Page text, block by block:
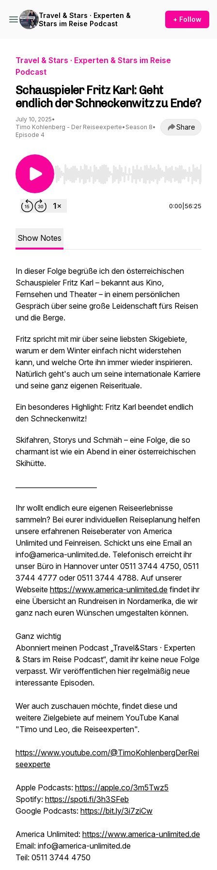
Travel & Stars · Experten &
Stars im Reise Podcast
+ Follow
Travel & Stars · Experten & Stars im Reise
Podcast
Schauspieler Fritz Karl: Geht
endlich der Schneckenwitz zu Ende?
July 10, 2025•
Timo Kohlenberg - Der Reiseexperte• Season 8•
Episode 4
Share
Use Left/Right to seek, Home/End to jump to
0:00 56:25
Show Notes
In dieser Folge begrüße ich den österreichischen
Schauspieler Fritz Karl – bekannt aus Kino,
Fernsehen und Theater – in einem persönlichen
Gespräch über seine große Leidenschaft fürs Reisen
und die Berge.
Fritz spricht mit mir über seine liebsten Skigebiete,
warum er dem Winter einfach nicht widerstehen
kann, und welche Orte ihn immer wieder inspirieren.
Natürlich geht's auch um seine internationale Karriere
und seine ganz eigenen Reiserituale.
Ein besonderes Highlight: Fritz Karl beendet endlich
den Schneckenwitz!
Skifahren, Storys und Schmäh – eine Folge, die so
charmant ist wie ein Abend in einer österreichischen
Skihütte.
Ihr wollt endlich eure eigenen Reiseerlebnisse
sammeln? Bei eurer individuellen Reiseplanung helfen
unsere erfahrenen Reiseberater von America
Unlimited und Feinreisen. Schickt uns eine Email an
info@america-unlimited.de. Telefonisch erreicht ihr
unser Büro in Hannover unter 0511 3744 4750, 0511
3744 4777 oder 0511 3744 4788. Auf unserer
Webseite https://www.america-unlimited.de findet ihr
eine Übersicht an Rundreisen in Nordamerika, die wir
ganz nach euren Wünschen umgestalten können.
Ganz wichtig
Abonniert meinen Podcast „Travel&Stars · Experten
& Stars im Reise Podcast“, damit ihr keine neue Folge
verpasst. Wir veröffentlichen hier regelmäßig neue
interessante Episoden.
Wer auch zuschauen möchte, findet diese und
weitere Zielgebiete auf meinem YouTube Kanal
"Timo und Leo, die Reiseexperten".
https://www.youtube.com/@TimoKohlenbergDerRei
seexperte
Apple Podcasts: https://apple.co/3m5Twz5
Spotify: https://spoti.fi/3h3SFeb
Google Podcasts: https://bit.ly/3i7ziCw
America Unlimited: https://www.america-unlimited.de
Email: info@america-unlimited.de
Teil: 0511 3744 4750